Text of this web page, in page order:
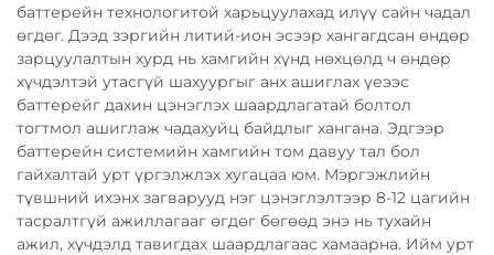
баттерейн технологитой харьцуулахад илүү сайн чадал
өгдөг. Дээд зэргийн литий-ион эсээр хангагдсан өндөр
зарцуулалтын хурд нь хамгийн хүнд нөхцөлд ч өндөр
хүчдэлтэй утасгүй шахуургыг анх ашиглах үеээс
баттерейг дахин цэнэглэх шаардлагатай болтол
тогтмол ашиглаж чадахуйц байдлыг хангана. Эдгээр
баттерейн системийн хамгийн том давуу тал бол
гайхалтай урт үргэлжлэх хугацаа юм. Мэргэжлийн
түвшний ихэнх загварууд нэг цэнэглэлтээр 8-12 цагийн
тасралтгүй ажиллагааг өгдөг бөгөөд энэ нь тухайн
ажил, хүчдэлд тавигдах шаардлагаас хамаарна. Ийм урт